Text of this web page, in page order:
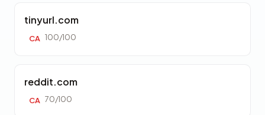
tinyurl.com
CA 100/100
reddit.com
CA 70/100